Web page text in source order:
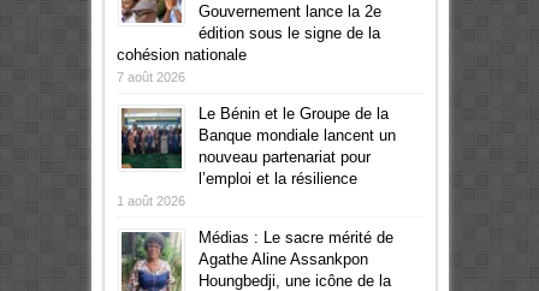
Gouvernement lance la 2e
édition sous le signe de la
cohésion nationale
7 août 2026
Le Bénin et le Groupe de la
Banque mondiale lancent un
nouveau partenariat pour
l’emploi et la résilience
1 août 2026
Médias : Le sacre mérité de
Agathe Aline Assankpon
Houngbedji, une icône de la